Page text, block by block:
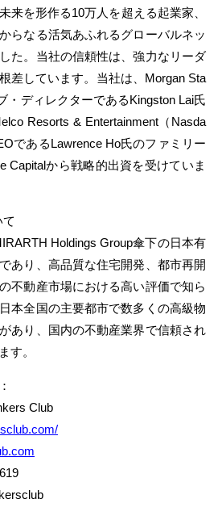
来を形作る10万人を超える起業家、
らなる活気あふれるグローバルネッ
た。当社の信頼性は、強力なリーダ
差しています。当社は、Morgan Sta
・ディレクターであるKingston Lai氏
Resorts & Entertainment（Nasda
であるLawrence Ho氏のファミリー
Capitalから戦略的出資を受けていま
Holdings Group傘下の日本有
あり、高品質な住宅開発、都市再開
不動産市場における高い評価で知ら
本全国の主要都市で数多くの高級物
あり、国内の不動産業界で信頼され
す。
Club